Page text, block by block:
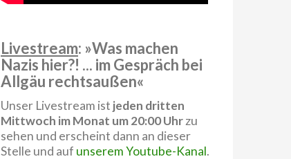
Livestream: »Was machen
Nazis hier?! ... im Gespräch bei
Allgäu rechtsaußen«
Unser Livestream ist jeden dritten
Mittwoch im Monat um 20:00 Uhrzu
sehen und erscheint dann an dieser
Stelle und auf unserem Youtube-Kanal.